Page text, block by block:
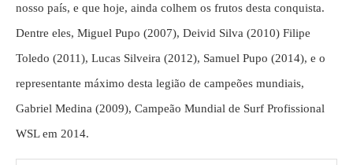
nosso país, e que hoje, ainda colhem os frutos desta conquista.
Dentre eles, Miguel Pupo (2007), Deivid Silva (2010) Filipe
Toledo (2011), Lucas Silveira (2012), Samuel Pupo (2014), e o
representante máximo desta legião de campeões mundiais,
Gabriel Medina (2009), Campeão Mundial de Surf Profissional
WSL em 2014.